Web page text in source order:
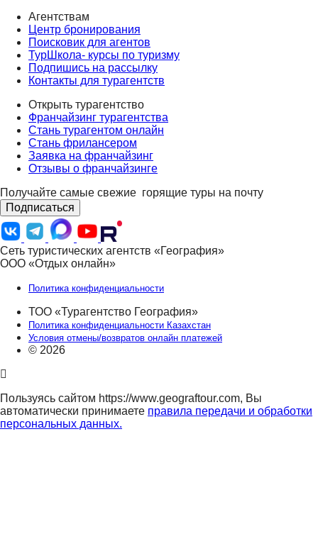
Агентствам
Центр бронирования
Поисковик для агентов
ТурШкола- курсы по туризму
Подпишись на рассылку
Контакты для турагентств
Открыть турагентство
Франчайзинг турагентства
Стань турагентом онлайн
Стань фрилансером
Заявка на франчайзинг
Отзывы о франчайзинге
Получайте самые свежие горящие туры на почту
Подписаться
Сеть туристических агентств «География»
ООО «Отдых онлайн»
Политика конфиденциальности
ТОО «Турагентство География»
Политика конфиденциальности Казахстан
Условия отмены/возвратов онлайн платежей
© 2026
Пользуясь сайтом https://www.geograftour.com, Вы
автоматически принимаете правила передачи и обработки
персональных данных.